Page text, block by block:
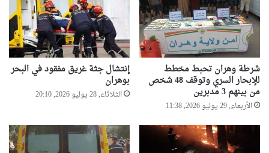
شرطة وهران تحبط مخطط
للإبحار السري وتوقف 48 شخص
من بينهم 3 مدبرين
الأربعاء, 29 يوليو 2026, 11:38
إنتشال جثة غريق مفقود في البحر
بوهران
الثلاثاء, 28 يوليو 2026, 20:10